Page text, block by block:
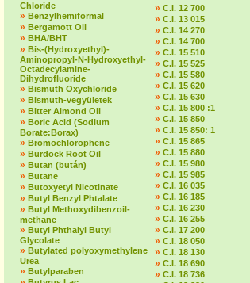
Chloride
» Benzylhemiformal
» Bergamott Oil
» BHA/BHT
» Bis-(Hydroxyethyl)-
Aminopropyl-N-Hydroxyethyl-
Octadecylamine-
Dihydrofluoride
» Bismuth Oxychloride
» Bismuth-vegyületek
» Bitter Almond Oil
» Boric Acid (Sodium
Borate:Borax)
» Bromochlorophene
» Burdock Root Oil
» Butan (bután)
» Butane
» Butoxyetyl Nicotinate
» Butyl Benzyl Phtalate
» Butyl Methoxydibenzoil-
methane
» Butyl Phthalyl Butyl
Glycolate
» Butylated polyoxymethylene
Urea
» Butylparaben
» C.I. 12 700
» C.I. 13 015
» C.I. 14 270
» C.I. 14 700
» C.I. 15 510
» C.I. 15 525
» C.I. 15 580
» C.I. 15 620
» C.I. 15 630
» C.I. 15 800 :1
» C.I. 15 850
» C.I. 15 850: 1
» C.I. 15 865
» C.I. 15 880
» C.I. 15 980
» C.I. 15 985
» C.I. 16 035
» C.I. 16 185
» C.I. 16 230
» C.I. 16 255
» C.I. 17 200
» C.I. 18 050
» C.I. 18 130
» C.I. 18 690
» C.I. 18 736